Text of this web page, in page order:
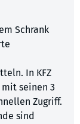
Schrank
In KFZ
mit seinen 3
Zugriff.
sind